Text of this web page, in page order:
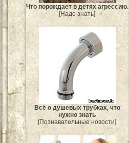
Что порождает в детях агрессию.
[Надо знать]
Всё о душевых трубках, что
нужно знать
[Познавательные новости]